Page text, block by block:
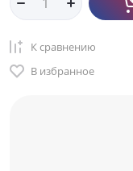
К сравнению
В избранное